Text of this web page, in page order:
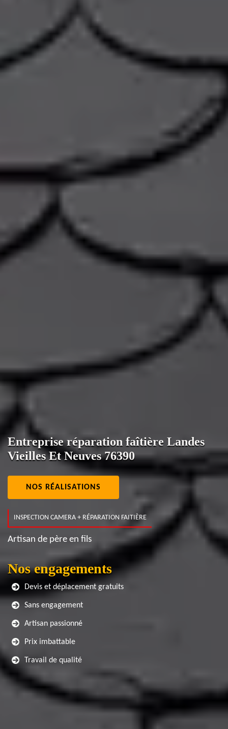
Entreprise réparation faîtière Landes
Vieilles Et Neuves 76390
NOS RÉALISATIONS
INSPECTION CAMERA + RÉPARATION FAITIÈRE
Artisan de père en fils
Nos engagements
Devis et déplacement gratuits
Sans engagement
Artisan passionné
Prix imbattable
Travail de qualité